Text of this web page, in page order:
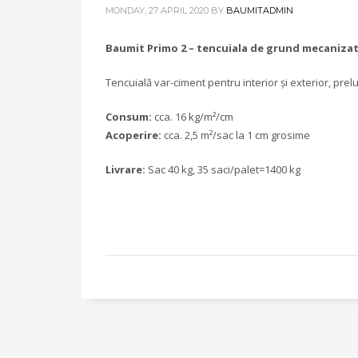
MONDAY, 27 APRIL 2020 BY BAUMITADMIN
Baumit Primo 2 – tencuiala de grund
Tencuială var-ciment pentru interior și exterior,
Consum: cca. 16 kg/m²/cm
Acoperire: cca. 2,5 m²/sac la 1 cm grosime
Livrare: Sac 40 kg, 35 saci/palet=1400 kg